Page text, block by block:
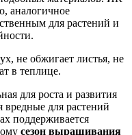
аналогичное
для растений и
не обжигает листья, не
в теплице.
для роста и развития
вредные для растений
поддерживается
сезон выращивания